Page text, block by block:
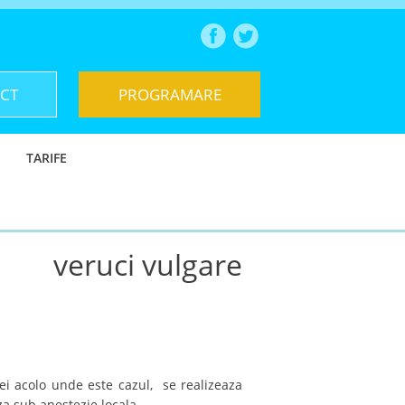
PROGRAMARE
TARIFE
veruci vulgare
acolo unde este cazul, se realizeaza